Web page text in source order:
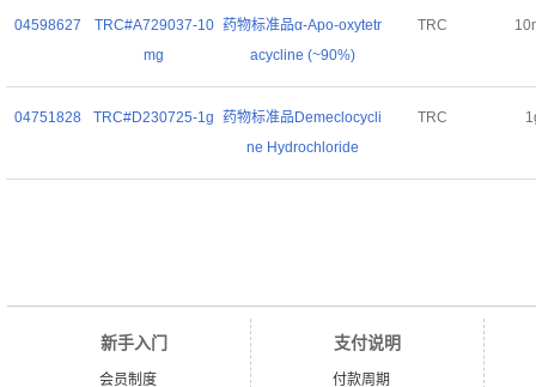
04598627
TRC#A729037-10
mg
药物标准品α-Apo-oxytetr
acycline (~90%)
TRC
04751828 TRC#D230725-1g 药物标准品Demeclocycli
ne Hydrochloride
TRC
新手入门
会员制度
支付说明
付款周期